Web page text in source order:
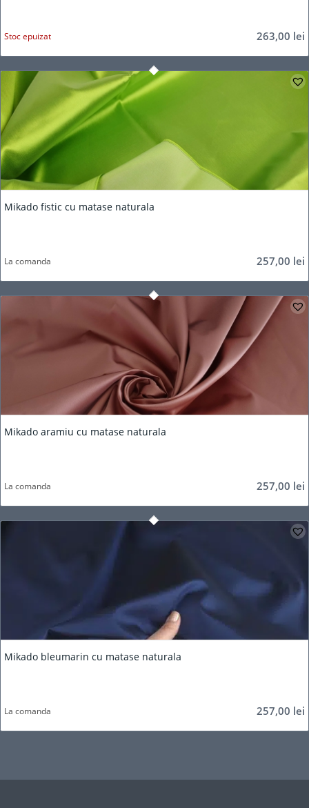
263,00 lei
Stoc epuizat
Mikado fistic cu matase naturala
257,00 lei
La comanda
Mikado aramiu cu matase naturala
257,00 lei
La comanda
Mikado bleumarin cu matase naturala
257,00 lei
La comanda